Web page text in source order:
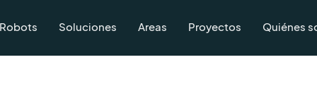
Robots Soluciones Areas Proyectos Quiénes